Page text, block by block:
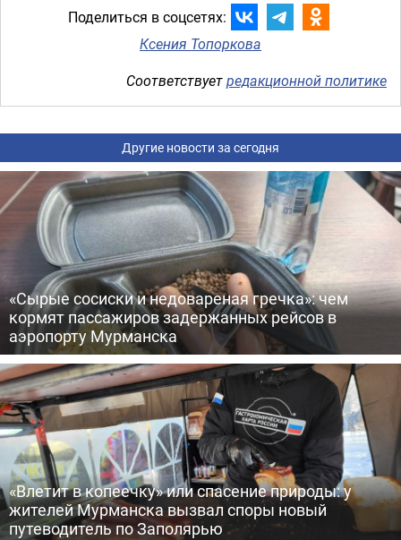
Поделиться в соцсетях:
Ксения Топоркова
Соответствуетредакционной политике
Другие новости за сегодня
«Сырые сосиски и недовареная гречка»: чем
кормят пассажиров задержанных рейсов в
аэропорту Мурманска
«Влетит в копеечку» или спасение природы: у
жителей Мурманска вызвал споры новый
путеводитель по Заполярью